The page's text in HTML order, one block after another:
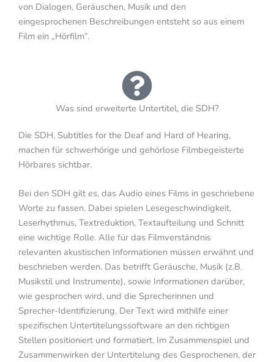
von Dialogen, Geräuschen, Musik und den
eingesprochenen Beschreibungen entsteht so aus einem
Film ein „Hörfilm“.
Was sind erweiterte Untertitel, die SDH?
Die SDH, Subtitles for the Deaf and Hard of Hearing,
machen für schwerhörige und gehörlose Filmbegeisterte
Hörbares sichtbar.
Bei den SDH gilt es, das Audio eines Films in geschriebene
Worte zu fassen. Dabei spielen Lesegeschwindigkeit,
Leserhythmus, Textreduktion, Textaufteilung und Schnitt
eine wichtige Rolle. Alle für das Filmverständnis
relevanten akustischen Informationen müssen erwähnt und
beschrieben werden. Das betrifft Geräusche, Musik (z.B.
Musikstil und Instrumente), sowie Informationen darüber,
wie gesprochen wird, und die Sprecherinnen und
Sprecher-Identifizierung. Der Text wird mithilfe einer
spezifischen Untertitelungssoftware an den richtigen
Stellen positioniert und formatiert. Im Zusammenspiel und
Zusammenwirken der Untertitelung des Gesprochenen, der